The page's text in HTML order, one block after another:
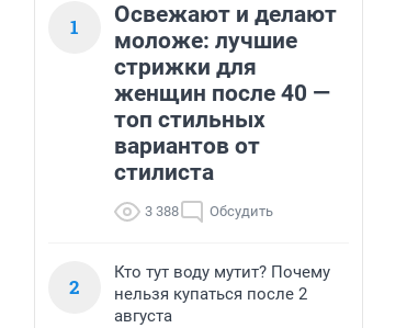
1
Освежают и делают
моложе: лучшие
стрижки для
женщин после 40 —
топ стильных
вариантов от
стилиста
3 388 Обсудить
2
Кто тут воду мутит? Почему
нельзя купаться после 2
августа